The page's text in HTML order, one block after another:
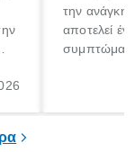
την ανάγκη
αποτελεί